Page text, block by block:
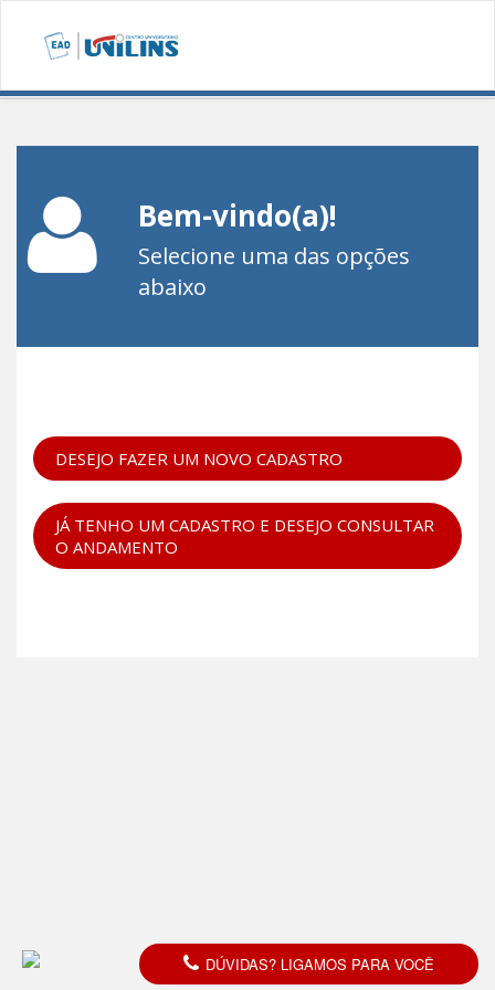
Bem-vindo(a)!
Selecione uma das opções
abaixo
DESEJO FAZER UM NOVO CADASTRO
JÁ TENHO UM CADASTRO E DESEJO CONSULTAR
O ANDAMENTO
DÚVIDAS? LIGAMOS PARA VOCÊ